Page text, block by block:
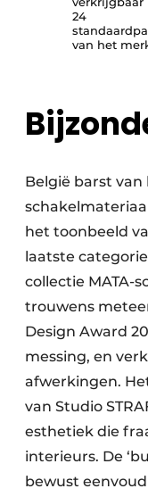
24
van het
België barst
het toonbeeld
laatste
collectie MATA-
trouwens
Design Award
messing, en
afwerkingen.
van Studio
esthetiek die
interieurs. De
bewust